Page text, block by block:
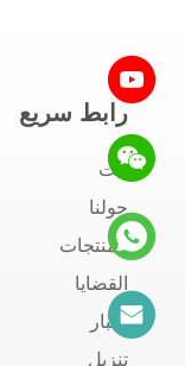
رابط سريع
بيت
حولنا
المنتجات
القضايا
أخبار
تنزيل